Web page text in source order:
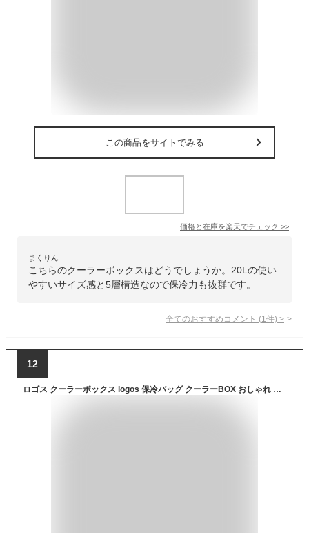
この商品をサイトでみる
価格と在庫を楽天でチェック >>
まくりん
こちらのクーラーボックスはどうでしょうか。20Lの使い
やすいサイズ感と5層構造なので保冷力も抜群です。
全てのおすすめコメント (1 件) >
12
ロゴス クーラーボックス logos 保冷バッグ クーラーBOX おしゃれ コンパクト キャンプ用品 アウトドア キャンプ バーベキュー レジャー 25L ハードケース 冷蔵保存 フィッシング 釣り 運動会 グレー アクションクーラー 25 81448013